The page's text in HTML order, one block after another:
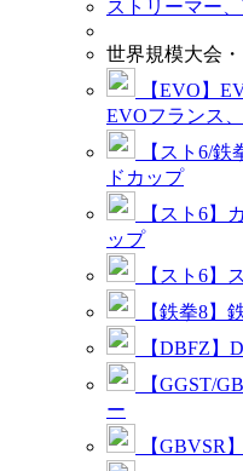
ストリーマー
世界規模大会
【EVO】
EVOフランス
【スト6/鉄
ドカップ
【スト6】
ップ
【スト6】
【鉄拳8】
【DBFZ】
【GGST/
ー
【GBVSR